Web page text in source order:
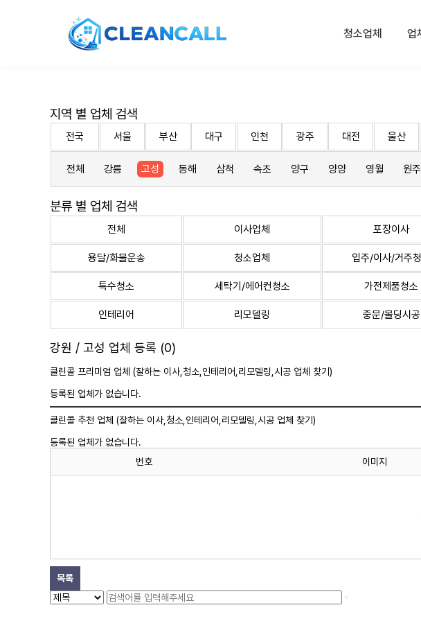
청소업체 업
지역 별 업체 검색
전국 서울 부산 대구 인천 광주 대전 울산
전체 강릉 고성 동해 삼척 속초 양구 양양 영월 원주
분류 별 업체 검색
전체 이사업체 포장이사
용달/화물운송 청소업체 입주/이사/거주
특수청소 세탁기/에어컨청소 가전제품청소
인테리어 리모델링 중문/몰딩시공
강원 / 고성 업체 등록 (0)
클린콜 프리미엄 업체 (잘하는 이사, 청소 ,인테리어,리모델링,시공 업체 찾기)
등록된 업체가 없습니다.
클린콜 추천 업체 (잘하는 이사, 청소 ,인테리어,리모델링,시공 업체 찾기)
등록된 업체가 없습니다.
번호
이미지
목록